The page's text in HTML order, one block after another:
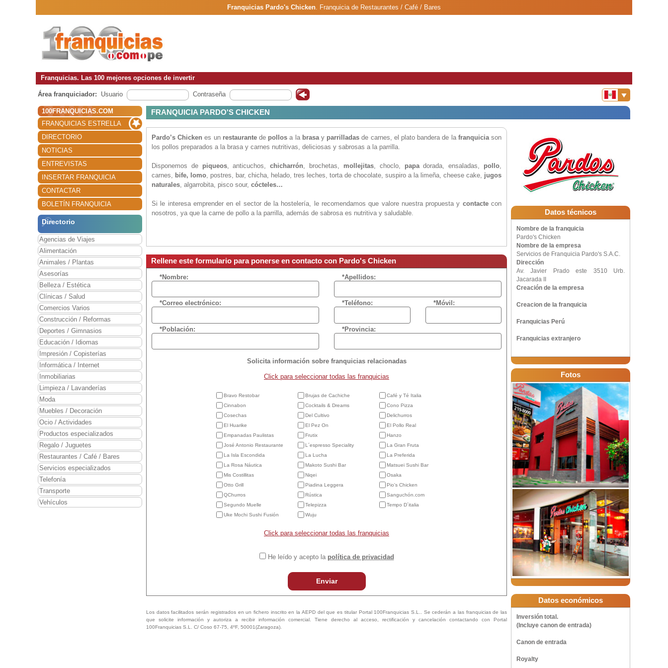
Franquicias Pardo's Chicken. Franquicia de Restaurantes / Café / Bares
Franquicias. Las 100 mejores opciones de invertir
Área franquiciador: Usuario Contraseña
100FRANQUICIAS.COM
FRANQUICIAS ESTRELLA
DIRECTORIO
NOTICIAS
ENTREVISTAS
INSERTAR FRANQUICIA
CONTACTAR
BOLETÍN FRANQUICIA
Directorio
Agencias de Viajes
Alimentación
Animales / Plantas
Asesorías
Belleza / Estética
Clínicas / Salud
Comercios Varios
Construcción / Reformas
Deportes / Gimnasios
Educación / Idiomas
Impresión / Copisterías
Informática / Internet
Inmobiliarias
Limpieza / Lavanderías
Moda
Muebles / Decoración
Ocio / Actividades
Productos especializados
Regalo / Juguetes
Restaurantes / Café / Bares
Servicios especializados
Telefonía
Transporte
Vehículos
FRANQUICIA PARDO'S CHICKEN
Pardo’s Chicken es un restaurantede pollos a la brasay parrilladas de carnes, el plato bandera de la franquiciason
los pollos preparados a la brasa y carnes nutritivas, deliciosas y sabrosas a la parrilla.
Disponemos de piqueos, anticuchos,chicharrón , brochetas, mollejitas, choclo, papadorada, ensaladas, pollo
carnes,
bife, lomo , postres, bar, chicha, helado, tres leches, torta de chocolate, suspiro a la limeña, cheese cake, jugos
naturales , algarrobita, pisco sour, cócteles…
Si le interesa emprender en el sector de la hostelería, le recomendamos que valore nuestra propuesta y contactecon
nosotros, ya que la carne de pollo a la parrilla, además de sabrosa es nutritiva y saludable.
Rellene este formulario para ponerse en contacto con Pardo's Chicken
*Nombre: *Apellidos:
*Correo electrónico: *Teléfono: *Móvil:
*Población: *Provincia:
Solicita información sobre franquicias relacionadas
Click para seleccionar todas las franquicias
Bravo Restobar Brujas de Cachiche
Café y Té Italia
Cinnabon
Cocktails & Dreams
Cono Pizza
Cosechas
Del Cultivo
Delichurros
El Huarike
El Pez On
El Pollo Real
Empanadas Paulistas
Frutix
Hanzo
José Antonio Restaurante
L´espresso Speciality
La Gran Fruta
La Isla Escondida
La Lucha
La Preferida
La Rosa Náutica
Makoto Sushi Bar
Matsuei Sushi Bar
Mis Costillitas
Niqei
Osaka
Otto Grill
Piadina Leggera
Pio's Chicken
QChurros
Rústica
Sanguchón.com
Segundo Muelle
Telepizza
Tempo D´italia
Uke Mochi Sushi Fusión
Wuju
Click para seleccionar todas las franquicias
He leído y acepto la política de privacidad
Enviar
Los datos facilitados serán registrados en un fichero inscrito en la AEPD del que es titular Portal 100Franquicias S.L.. Se cederán a las franquicias de las
que solicite información y autoriza a recibir información comercial. Tiene derecho al acceso, rectificación y cancelación contactando con Portal
100Franquicias S.L. C/ Coso 67-75, 4ºF, 50001(Zaragoza).
Datos técnicos
Nombre de la franquicia
Pardo's Chicken
Nombre de la empresa
Servicios de Franquicia Pardo's S.A.C.
Dirección
Av. Javier Prado este 3510 Urb.
Jacarada II
Creación de la empresa
Creacion de la franquicia
Franquicias Perú
Franquicias extranjero
Fotos
Datos económicos
Inversión total.
(Incluye canon de entrada)
Canon de entrada
Royalty